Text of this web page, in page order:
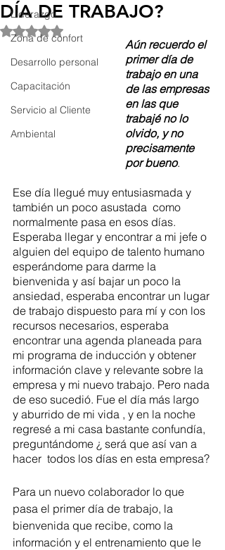
Liderazgo
Zona de confort
Desarrollo personal
Capacitación
Servicio al Cliente
Ambiental
DÍA DE TRABAJO?
Obtuvo NaN de 5 estrellas.
Aún recuerdo el
primer día de
trabajo en una
de las empresas
en las que
trabajé no lo
olvido, y no
precisamente
por bueno.
Ese día llegué muy entusiasmada y
también un poco asustada  como
normalmente pasa en esos días.
Esperaba llegar y encontrar a mi jefe o
alguien del equipo de talento humano
esperándome para darme la
bienvenida y así bajar un poco la
ansiedad, esperaba encontrar un lugar
de trabajo dispuesto para mí y con los
recursos necesarios, esperaba
encontrar una agenda planeada para
mi programa de inducción y obtener
información clave y relevante sobre la
empresa y mi nuevo trabajo. Pero nada
de eso sucedió. Fue el día más largo
y aburrido de mi vida , y en la noche
regresé a mi casa bastante confundía,
preguntándome ¿ será que así van a
hacer  todos los días en esta empresa?
Para un nuevo colaborador lo que
pasa el primer día de trabajo, la
bienvenida que recibe, como la
información y el entrenamiento que le